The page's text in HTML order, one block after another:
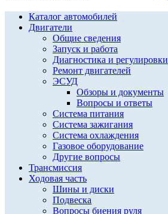
Каталог автомобилей
Двигатели
Общие сведения
Запуск и работа
Диагностика и регулировки
Ремонт двигателей
ЭСУД
Обзоры и документы
Вопросы и ответы
Система питания
Система зажигания
Система охлаждения
Газовое оборудование
Другие вопросы
Трансмиссия
Ходовая часть
Шины и диски
Подвеска
Вопросы биения руля